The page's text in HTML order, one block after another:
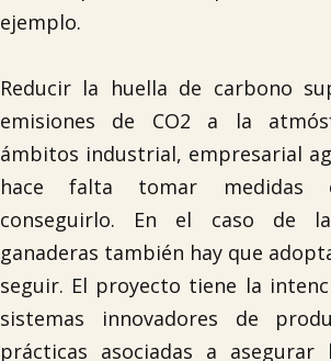
ejemplo.
Reducir la huella de carbono
emisiones de CO2 a la
ámbitos industrial, empresarial
hace falta tomar medidas
conseguirlo. En el caso de
ganaderas también hay que
seguir. El proyecto tiene la
sistemas innovadores de
prácticas asociadas a asegurar